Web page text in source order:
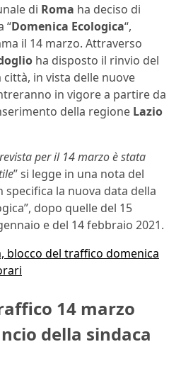
di Roma ha deciso di
“Domenica Ecologica“,
il 14 marzo. Attraverso
ha disposto il rinvio del
città, in vista delle nuove
in vigore a partire da
della regione Lazio
per il 14 marzo è stata
” si legge in una nota del
specifica la nuova data della
dopo quelle del 15
e del 14 febbraio 2021.
blocco del traffico domenica
14 marzo
della sindaca